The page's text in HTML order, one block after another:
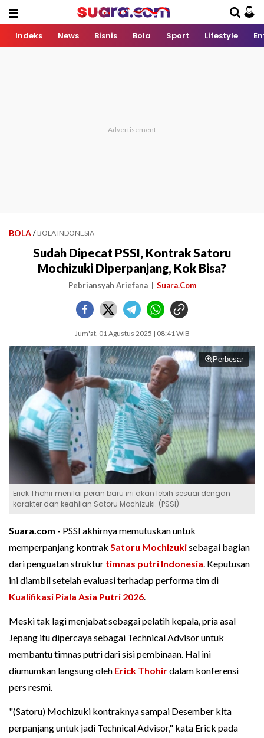
Indeks News Bisnis Bola Sport Lifestyle
BOLA / BOLA INDONESIA
Sudah Dipecat PSSI, Kontrak Satoru
Mochizuki Diperpanjang, Kok Bisa?
Pebriansyah Ariefana Suara.Com
Jum'at, 01 Agustus 2025 | 08:41 WIB
Perbesar
Erick Thohir menilai peran baru ini akan lebih sesuai dengan
karakter dan keahlian Satoru Mochizuki. (PSSI)
Suara.com - PSSI akhirnya memutuskan untuk
memperpanjang kontrak Satoru Mochizukisebagai bagian
dari penguatan struktur timnas putri Indonesia. Keputusan
ini diambil setelah evaluasi terhadap performa tim di
Kualifikasi Piala Asia Putri 2026.
Meski tak lagi menjabat sebagai pelatih kepala, pria asal
Jepang itu dipercaya sebagai Technical Advisor untuk
membantu timnas putri dari sisi pembinaan. Hal ini
diumumkan langsung oleh Erick Thohirdalam konferensi
pers resmi.
"(Satoru) Mochizuki kontraknya sampai Desember kita
perpanjang untuk jadi Technical Advisor," kata Erick pada